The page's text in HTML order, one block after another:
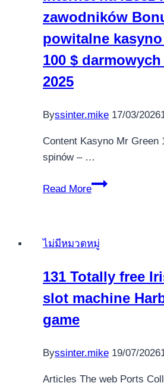
online
casino
zawodników
powitalne
100 $
2025
Byssinter.mike 17/03/2026
Content Kasyno Mr Green
spinów – …
Read More
Europejskie
na
rodzimych
zawodników
Mr
Green
ไม่มีหมวดหมู่
131 Totally free
slot machine
game
Byssinter.mike 19/07/2026
Articles The web Ports